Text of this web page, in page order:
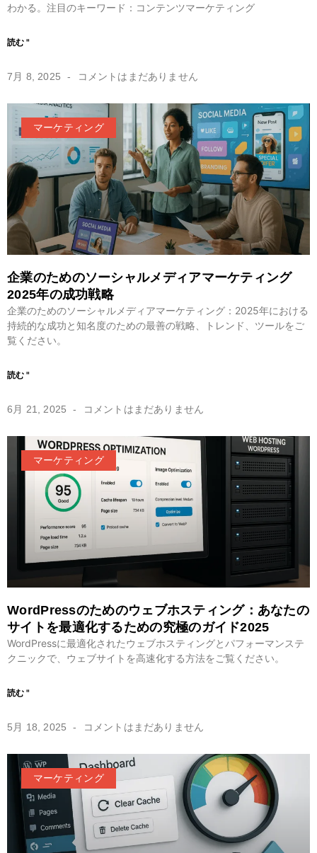
わかる。注目のキーワード：コンテンツマーケティング
読む "
7月 8, 2025 コメントはまだありません
マーケティング
企業のためのソーシャルメディアマーケティング
2025年の成功戦略
企業のためのソーシャルメディアマーケティング：2025年における
持続的な成功と知名度のための最善の戦略、トレンド、ツールをご
覧ください。
読む "
6月 21, 2025 コメントはまだありません
マーケティング
WordPressのためのウェブホスティング：あなたの
サイトを最適化するための究極のガイド2025
WordPressに最適化されたウェブホスティングとパフォーマンステ
クニックで、ウェブサイトを高速化する方法をご覧ください。
読む "
5月 18, 2025 コメントはまだありません
マーケティング